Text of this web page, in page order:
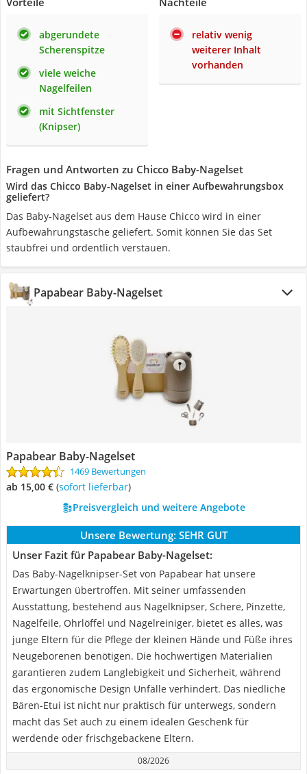
abgerundete
Scherenspitze
viele weiche
Nagelfeilen
mit Sichtfenster
(Knipser)
relativ wenig
weiterer Inhalt
vorhanden
Fragen und Antworten zu Chicco Baby-Nagelset
Wird das Chicco Baby-Nagelset in einer Aufbewahrungsbox
geliefert?
Das Baby-Nagelset aus dem Hause Chicco wird in einer
Aufbewahrungstasche geliefert. Somit können Sie das Set
staubfrei und ordentlich verstauen.
Papabear Baby-Nagelset
Papabear Baby-Nagelset
1469 Bewertungen
ab 15,00 € ( Sofort lieferbar)
Preisvergleich und weitere Angebote
Unsere Bewertung: SEHR GUT
Unser Fazit für Papabear Baby-Nagelset:
Das Baby-Nagelknipser-Set von Papabear hat unsere
Erwartungen übertroffen. Mit seiner umfassenden
Ausstattung, bestehend aus Nagelknipser, Schere, Pinzette,
Nagelfeile, Ohrlöffel und Nagelreiniger, bietet es alles, was
junge Eltern für die Pflege der kleinen Hände und Füße ihres
Neugeborenen benötigen. Die hochwertigen Materialien
garantieren zudem Langlebigkeit und Sicherheit, während
das ergonomische Design Unfälle verhindert. Das niedliche
Bären-Etui ist nicht nur praktisch für unterwegs, sondern
macht das Set auch zu einem idealen Geschenk für
werdende oder frischgebackene Eltern.
08/2026